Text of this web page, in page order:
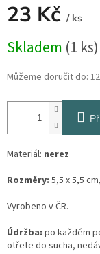
23 Kč / ks
cena:
Skladem (1 ks)
Můžeme doručit do:
Materiál: nerez
Rozměry: 5,5 x 5,5
Vyrobeno v ČR.
Údržba: po každém
otřete do sucha,